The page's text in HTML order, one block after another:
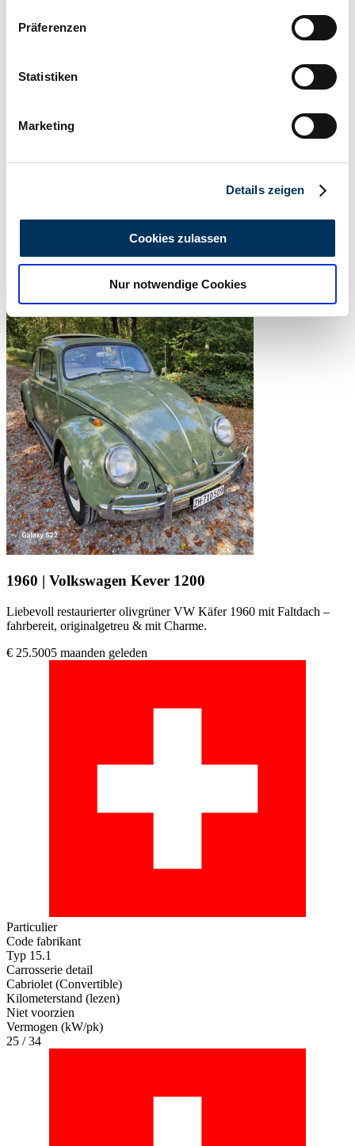
Informationen über Ihre geografische Lage
können
bestimmten Merkmalen (Fingerprinting) identifizieren
Erfahren Sie mehr darüber, wie Ihre persönlichen Daten
analysieren. Außerdem geben wir Informationen zu Ihrer
Verwendung unserer Website an unsere Partner für
soziale Medien, Werbung und Analysen weiter. Unsere
Partner führen diese Informationen möglicherweise mit
weiteren Daten zusammen, die Sie ihnen bereitgestellt
haben oder die sie im Rahmen Ihrer Nutzung der Dienste
gesammelt haben.Datenschutzerklärung
Präferenzen
Statistiken
Marketing
Details zeigen
Cookies zulassen
Nur notwendige Cookies
Deze advertentie is verlopen
1960 | Volkswagen Kever 1200
Liebevoll restaurierter olivgrüner VW Käfer 1960 mit Faltdach –
fahrbereit, originalgetreu & mit Charme.
€ 25.5005 maanden geleden
Particulier
Code fabrikant
Typ 15.1
Carrosserie detail
Cabriolet (Convertible)
Kilometerstand (lezen)
Niet voorzien
Vermogen (kW/pk)
25 / 34